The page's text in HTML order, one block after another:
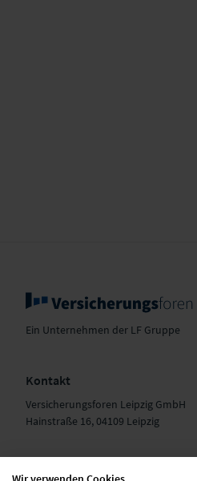
Ein Unternehmen der LF Gruppe
Kontakt
Versicherungsforen Leipzig GmbH
Hainstraße 16, 04109 Leipzig